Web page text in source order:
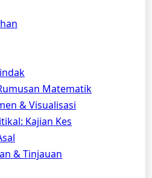
Matematik
& Visualisasi
Kajian Kes
& Tinjauan